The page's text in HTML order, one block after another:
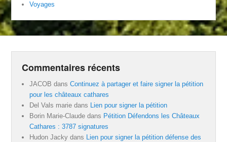
Voyages
Commentaires récents
JACOB dansContinuez à partager et faire signer la pétition
pour les châteaux cathares
Del Vals marie dans Lien pour signer la pétition
Borin Marie-Claude dans Pétition Défendons les Châteaux
Cathares : 3787 signatures
Hudon Jacky dans Lien pour signer la pétition défense des